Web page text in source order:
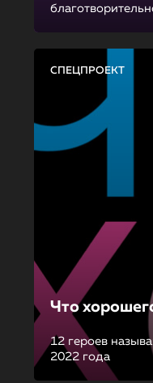
СПЕЦПРОЕКТ
Что
12 героев
2022 года